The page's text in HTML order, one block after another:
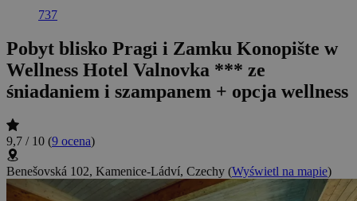
737
Pobyt blisko Pragi i Zamku Konopište w
Wellness Hotel Valnovka *** ze
śniadaniem i szampanem + opcja wellness
9,7 / 10 (9 ocena)
Benešovská 102, Kamenice-Ládví, Czechy (Wyświetl na mapie)